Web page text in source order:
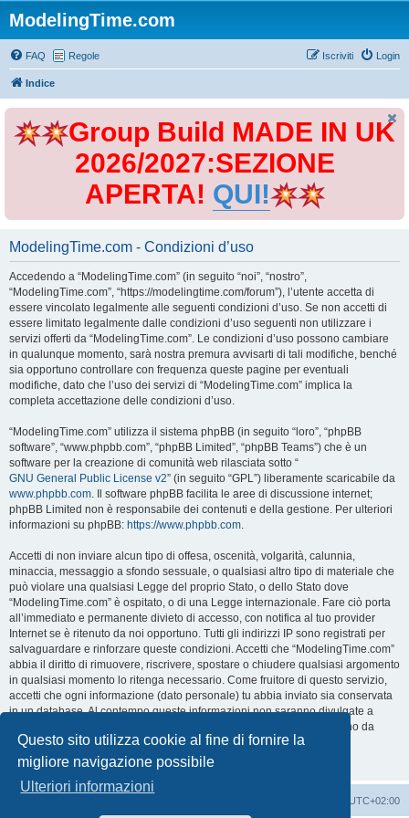
Questo sito utilizza cookie al fine di fornire la
migliore navigazione possibile
Ulteriori informazioni
ModelingTime.com
FAQ Regole Login
Iscriviti
Indice
Group Build MADE IN UK
2026/2027:SEZIONE
APERTA! QUI!
ModelingTime.com - Condizioni d’uso
Accedendo a “ModelingTime.com” (in seguito “noi”, “nostro”,
“ModelingTime.com”, “https://modelingtime.com/forum”), l’utente accetta di
essere vincolato legalmente alle seguenti condizioni d’uso. Se non accetti di
essere limitato legalmente dalle condizioni d’uso seguenti non utilizzare i
servizi offerti da “ModelingTime.com”. Le condizioni d’uso possono cambiare
in qualunque momento, sarà nostra premura avvisarti di tali modifiche, benché
sia opportuno controllare con frequenza queste pagine per eventuali
modifiche, dato che l’uso dei servizi di “ModelingTime.com” implica la
completa accettazione delle condizioni d’uso.
“ModelingTime.com” utilizza il sistema phpBB (in seguito “loro”, “phpBB
software”, “www.phpbb.com”, “phpBB Limited”, “phpBB Teams”) che è un
software per la creazione di comunità web rilasciata sotto “
GNU General Public License v2” (in seguito “GPL”) liberamente scaricabile da
www.phpbb.com. Il software phpBB facilita le aree di discussione internet;
phpBB Limited non è responsabile dei contenuti e della gestione. Per ulteriori
informazioni su phpBB: https://www.phpbb.com.
Accetti di non inviare alcun tipo di offesa, oscenità, volgarità, calunnia,
minaccia, messaggio a sfondo sessuale, o qualsiasi altro tipo di materiale che
può violare una qualsiasi Legge del proprio Stato, o dello Stato dove
“ModelingTime.com” è ospitato, o di una Legge internazionale. Fare ciò porta
all’immediato e permanente divieto di accesso, con notifica al tuo provider
Internet se è ritenuto da noi opportuno. Tutti gli indirizzi IP sono registrati per
salvaguardare e rinforzare queste condizioni. Accetti che “ModelingTime.com”
abbia il diritto di rimuovere, riscrivere, spostare o chiudere qualsiasi argomento
in qualsiasi momento lo ritenga necessario. Come fruitore di questo servizio,
accetti che ogni informazione (dato personale) tu abbia inviato sia conservata
in un database. Al contempo queste informazioni non saranno divulgate a
nessuno senza il tuo consenso, né “ModelingTime.com” o phpBB sono da
ritenersi responsabili per qualsiasi violazione al sistema che possa
compromettere queste informazioni.
UTC+02:00